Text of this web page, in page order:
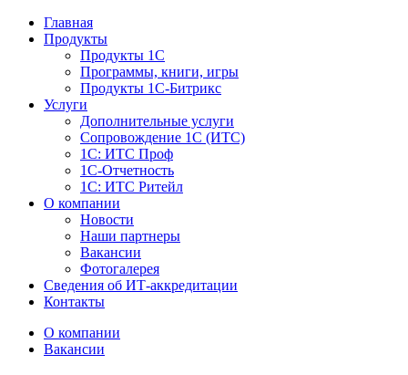
Главная
Продукты
Продукты 1С
Программы, книги, игры
Продукты 1С-Битрикс
Услуги
Дополнительные услуги
Сопровождение 1С (ИТС)
1С: ИТС Проф
1С-Отчетность
1С: ИТС Ритейл
О компании
Новости
Наши партнеры
Вакансии
Фотогалерея
Сведения об ИТ-аккредитации
Контакты
О компании
Вакансии